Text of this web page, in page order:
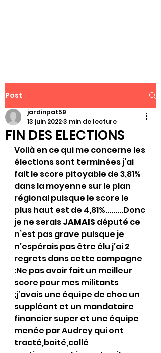
Post
FIN DES ELECTIONS
jardinpat59
13 juin 20223 min de lecture
Voilà en ce qui me concerne les
élections sont terminées j’ai
fait le score pitoyable de 3,81%
dans la moyenne sur le plan
régional puisque le score le
plus haut est de 4,81%.........Donc
je ne serais JAMAIS député ce
n’est pas grave puisque je
n’espérais pas être élu j’ai 2
regrets dans cette campagne
:Ne pas avoir fait un meilleur
score pour mes militants
;j’avais une équipe de choc un
suppléant et un mandataire
financier super et une équipe
menée par Audrey qui ont
tracté,boité,collé